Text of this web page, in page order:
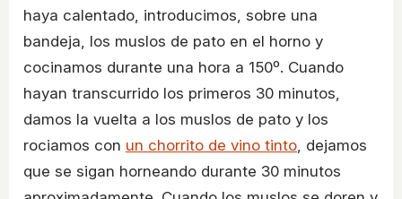
haya calentado, introducimos, sobre una
bandeja, los muslos de pato en el horno y
cocinamos durante una hora a 150º. Cuando
hayan transcurrido los primeros 30 minutos,
damos la vuelta a los muslos de pato y los
rociamos con un chorrito de vino tinto, dejamos
que se sigan horneando durante 30 minutos